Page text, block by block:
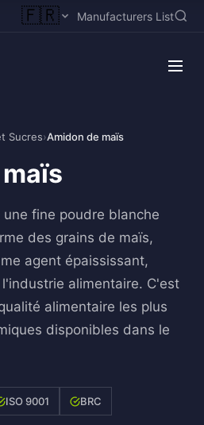
🇫🇷 Manufacturers List
Sucres›Amidon de maïs
fine poudre blanche
des grains de maïs,
agent épaississant,
alimentaire. C'est
alimentaire les plus
disponibles dans le
ISO 9001 BRC